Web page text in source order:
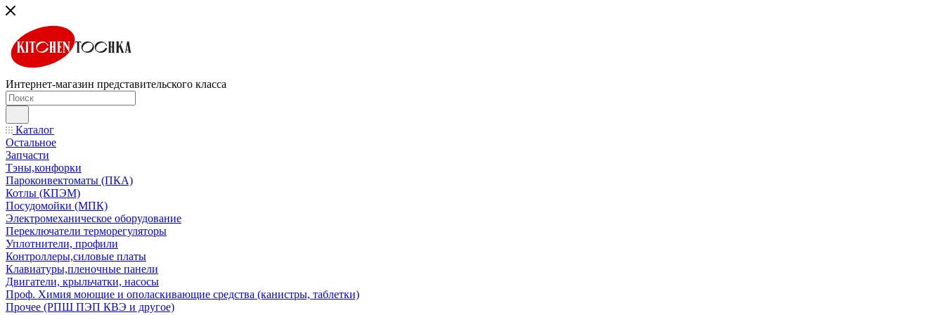
Интернет-магазин представительского класса
Каталог
Остальное
Запчасти
Тэны,конфорки
Пароконвектоматы (ПКА)
Котлы (КПЭМ)
Посудомойки (МПК)
Электромеханическое оборудование
Переключатели терморегуляторы
Уплотнители, профили
Контроллеры,силовые платы
Клавиатуры,пленочные панели
Двигатели, крыльчатки, насосы
Проф. Химия моющие и ополаскивающие средства (канистры, таблетки)
Прочее (РПШ ПЭП КВЭ и другое)